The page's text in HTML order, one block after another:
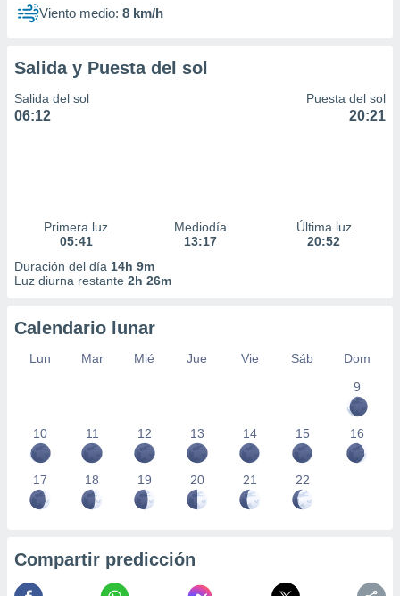
Viento medio: 8 km/h
Salida y Puesta del sol
Salida del sol
06:12
Puesta del sol
20:21
Primera luz
05:41
Mediodía
13:17
Última luz
20:52
Duración del día 14h 9m
Luz diurna restante 2h 26m
Calendario lunar
Lun Mar Mié Jue Vie Sáb
Dom
9
10 11 12 13 14 15 16
17 18 19 20 21 22
Compartir predicción